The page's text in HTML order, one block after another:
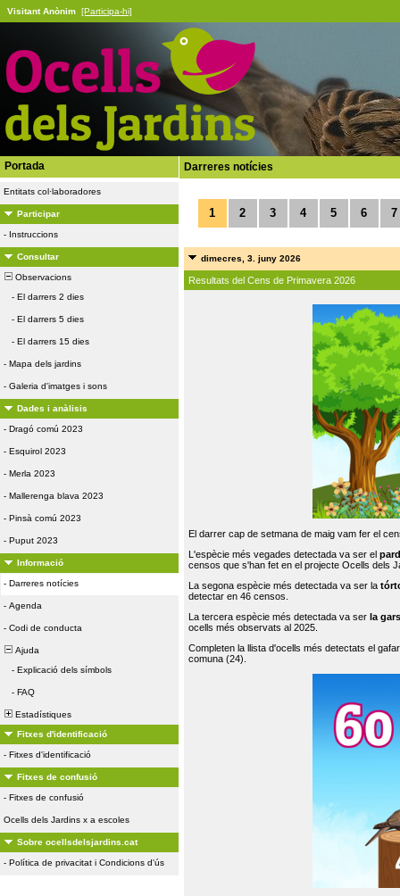
Visitant Anònim [Participa-hi]
Portada
Entitats col·laboradores
Participar
- Instruccions
Consultar
Observacions
- El darrers 2 dies
- El darrers 5 dies
- El darrers 15 dies
- Mapa dels jardins
- Galeria d'imatges i sons
Dades i anàlisis
- Dragó comú 2023
- Esquirol 2023
- Merla 2023
- Mallerenga blava 2023
- Pinsà comú 2023
- Puput 2023
Informació
- Darreres notícies
- Agenda
- Codi de conducta
Ajuda
- Explicació dels símbols
- FAQ
Estadístiques
Fitxes d'identificació
- Fitxes d'identificació
Fitxes de confusió
- Fitxes de confusió
Ocells dels Jardins x a escoles
Sobre ocellsdelsjardins.cat
- Política de privacitat i Condicions d'ús
Darreres notícies
1 2 3 4 5 6 7
dimecres, 3. juny 2026
Resultats del Cens de Primavera 2026
El darrer cap de setmana de maig vam fer el
L'espècie més vegades detectada va ser el
censos que s'han fet en el projecte Ocells dels
La segona espècie més detectada va ser la
detectar en 46 censos.
La tercera espècie més detectada va ser la
ocells més observats al 2025.
Completen la llista d'ocells més detectats el
comuna (24).